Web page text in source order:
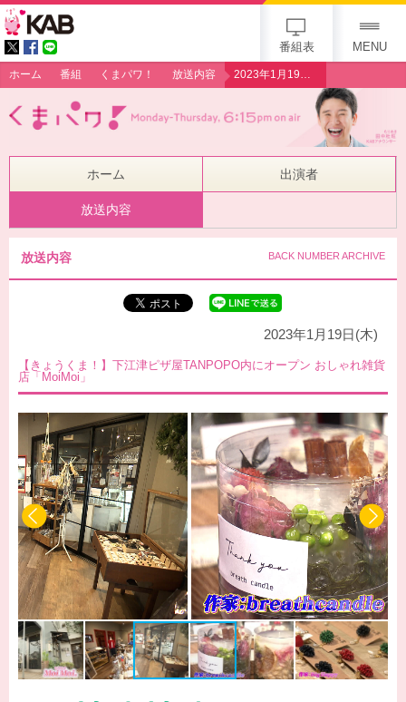
番組表 MENU
ホーム 番組 くまパワ！ 放送内容 2023年1月19日（木）【きょうくま！】下江津ピザ屋TANPOPO内にオープン おしゃれ雑貨店「MoiMoi」
ホーム 出演者
放送内容
放送内容 BACK NUMBER ARCHIVE
2023年1月19日(木)
【きょうくま！】下江津ピザ屋TANPOPO内にオープン おしゃれ雑貨
店「MoiMoi」